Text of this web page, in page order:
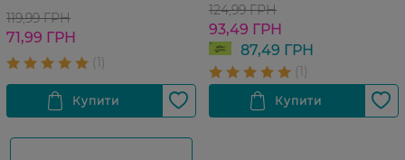
119,99 ГРН
71,99 ГРН
124,99 ГРН
93,49 ГРН
87,49 ГРН